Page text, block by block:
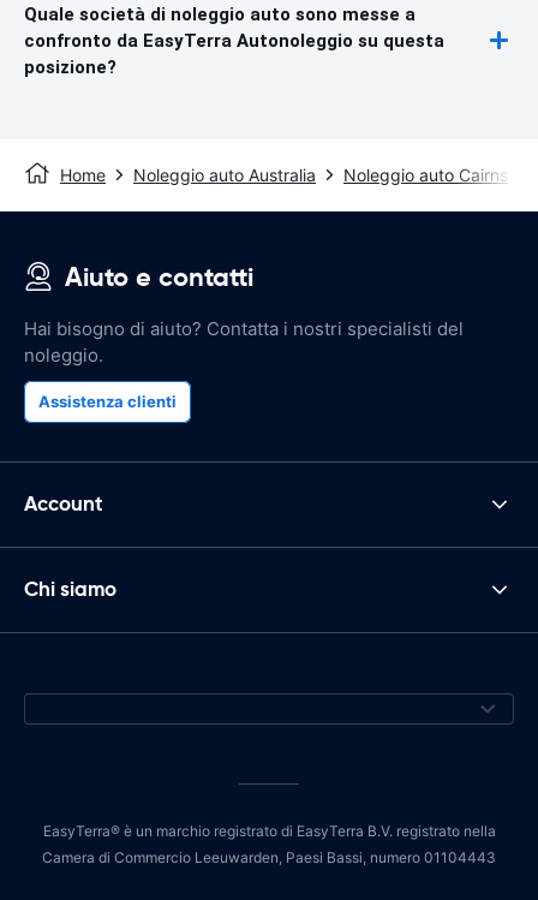
Quale società di noleggio auto sono messe a
confronto da EasyTerra Autonoleggio su questa
posizione?
Home Noleggio auto Australia Noleggio auto Cairns
Aiuto e contatti
Hai bisogno di aiuto? Contatta i nostri specialisti del
noleggio.
Assistenza clienti
Account
Chi siamo
EasyTerra® è un marchio registrato di EasyTerra B.V. registrato nella
Camera di Commercio Leeuwarden, Paesi Bassi, numero 01104443